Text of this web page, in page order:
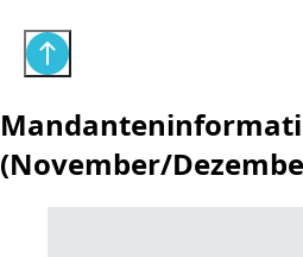
(November/